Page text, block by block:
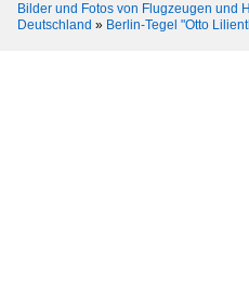
Bilder und Fotos von Flugzeugen und
Deutschland » Berlin-Tegel "Otto